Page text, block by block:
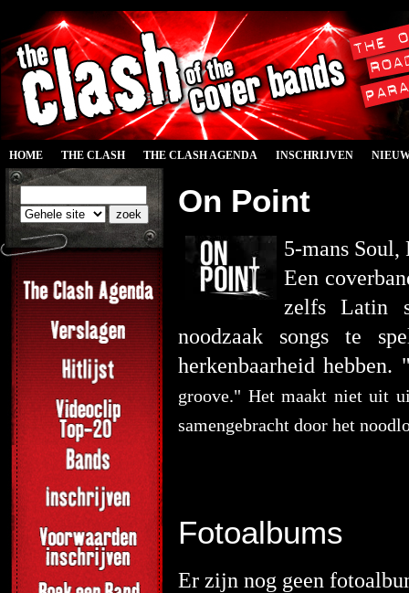
HOME THE CLASH THE CLASH AGENDA INSCHRIJVEN
On Point
5-mans Soul,
Een
zelfs Latin
noodzaak songs te
herkenbaarheid hebben.
groove." Het maakt niet uit
samengebracht door het
Fotoalbums
Er zijn nog geen